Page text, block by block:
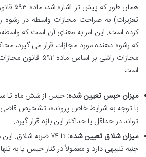
همان
تعزیرات) به صراحت مجازات واسطه در رشوه
کرده است. این امر به معنای آن است که
که رشوه دهنده مورد مجازات قرار می گیرد،
مجازات راشی بر اساس
است:
میزان حبس تعیین شده: حبس از شش ماه تا
با توجه به شرایط خاص پرونده، تشخیص
تواند در حداقل یا حداکثر این بازه قرار گیرد.
میزان شلاق تعیین شده:
تا ۷۴ ضربه شلاق.
جنبه تنبیهی دارد و معمولاً در کنار حبس یا به